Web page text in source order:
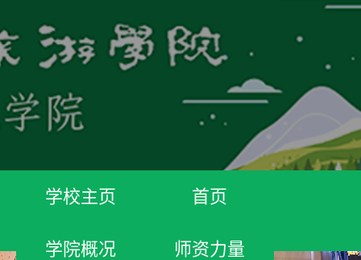
学校主页 首页
学院概况 师资力量